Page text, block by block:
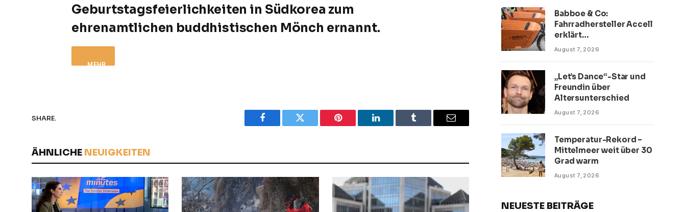
Geburtstagsfeierlichkeiten in Südkorea zum
ehrenamtlichen buddhistischen Mönch ernannt.
… MEHR
SHARE.
Facebook Twitter Pinterest LinkedIn Tumblr Email
ÄHNLICHE NEUIGKEITEN
Babboe & Co:
Fahrradhersteller Accell
erklärt
Zahlungsunfähigkeit
August 7, 2026
„Let’s Dance“-Star und
Freundin über
Altersunterschied
August 7, 2026
Temperatur-Rekord –
Mittelmeer weit über 30
Grad warm
August 7, 2026
NEUESTE BEITRÄGE